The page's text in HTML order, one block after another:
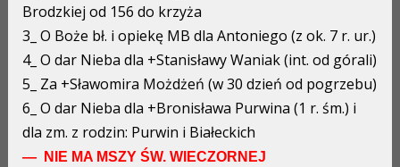
Brodzkiej od 156 do krzyża
3_ O Boże bł. i opiekę MB dla Antoniego (z ok. 7 r. ur.)
4_ O dar Nieba dla +Stanisławy Waniak (int. od górali)
5_ Za +Sławomira Możdżeń (w 30 dzień od pogrzebu)
6_ O dar Nieba dla +Bronisława Purwina (1 r. śm.) i
dla zm. z rodzin: Purwin i Białeckich
— NIE MA MSZY ŚW. WIECZORNEJ